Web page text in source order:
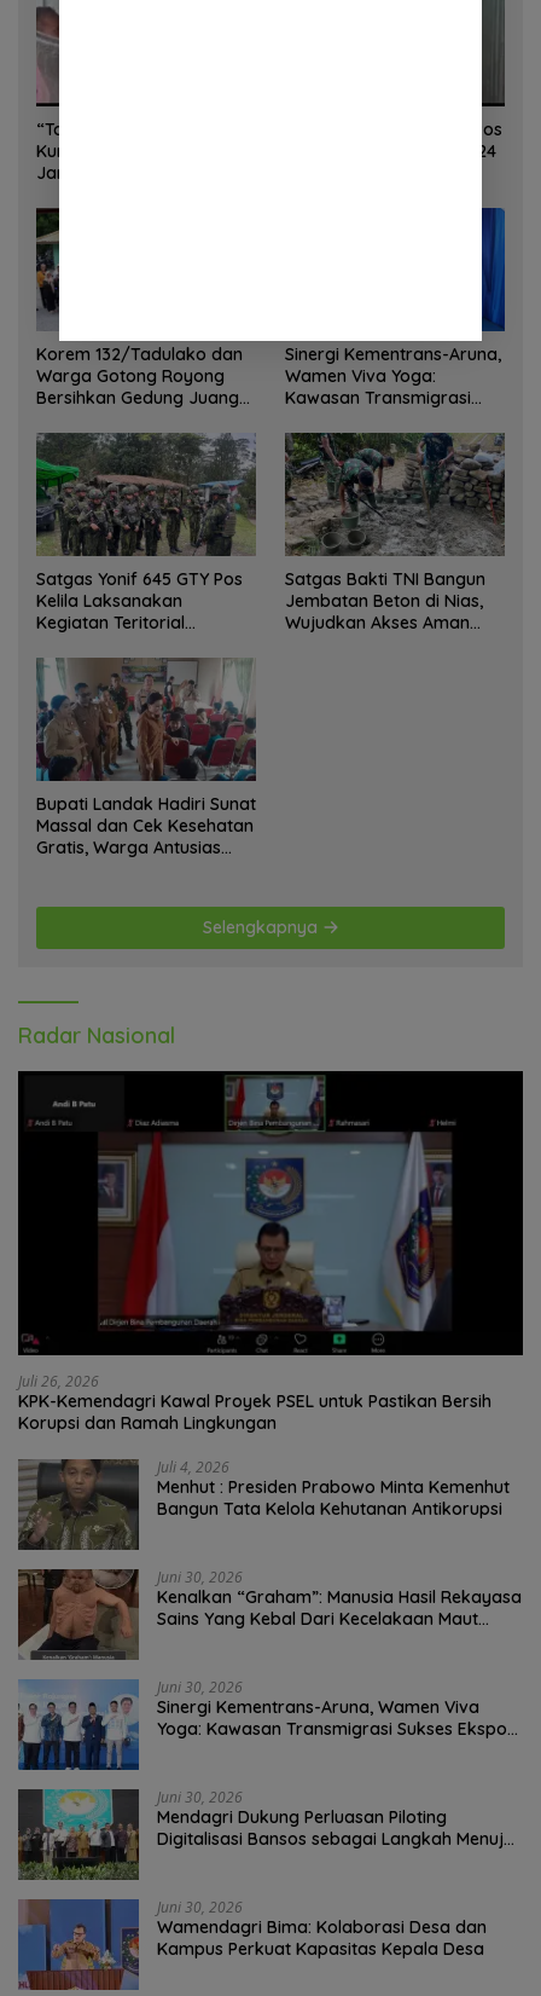
“Torang Sehat Kampung Kuat” Satgas Yonif 645/GTY Pos
Kurima Melaksanakan Pelayanan kesehatan Gratis 1 x 24
Jam
Korem 132/Tadulako dan
Warga Gotong Royong
Bersihkan Gedung Juang
Sinergi Kementrans-Aruna,
Wamen Viva Yoga:
Kawasan Transmigrasi
Ke Pasar Global
Satgas Yonif 645 GTY Pos
Kelila Laksanakan
Kegiatan Teritorial
Tokoh Adat dan Lurah
Satgas Bakti TNI Bangun
Jembatan Beton di Nias,
Wujudkan Akses Aman
Bupati Landak Hadiri Sunat
Massal dan Cek Kesehatan
Gratis, Warga Antusias
Selengkapnya
Radar Nasional
Juli 26, 2026
KPK-Kemendagri Kawal Proyek PSEL untuk Pastikan Bersih
Korupsi dan Ramah Lingkungan
Juli 4, 2026
Menhut : Presiden Prabowo Minta Kemenhut
Bangun Tata Kelola Kehutanan Antikorupsi
Juni 30, 2026
Kenalkan “Graham”: Manusia Hasil Rekayasa
Sains Yang Kebal Dari Kecelakaan Maut
Juni 30, 2026
Sinergi Kementrans-Aruna, Wamen Viva
Yoga: Kawasan Transmigrasi Sukses Ekspor
Juni 30, 2026
Mendagri Dukung Perluasan Piloting
Digitalisasi Bansos sebagai Langkah Menuju
Juni 30, 2026
Wamendagri Bima: Kolaborasi Desa dan
Kampus Perkuat Kapasitas Kepala Desa